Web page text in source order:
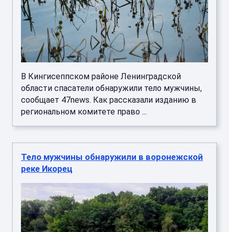
В Кингисеппском районе Ленинградской
области спасатели обнаружили тело мужчины,
сообщает 47news. Как рассказали изданию в
региональном комитете право ...
Тело мужчины обнаружили в воронежской
реке Икорец